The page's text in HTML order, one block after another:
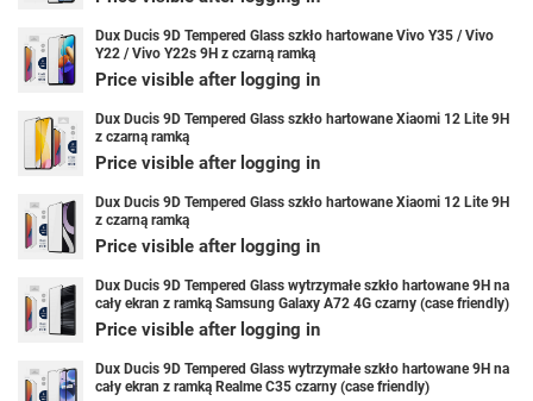
Dux Ducis 9D Tempered Glass szkło hartowane Vivo Y35 / Vivo
Y22 / Vivo Y22s 9H z czarną ramką
Price visible after logging in
Dux Ducis 9D Tempered Glass szkło hartowane Xiaomi 12 Lite 9H
z czarną ramką
Price visible after logging in
Dux Ducis 9D Tempered Glass szkło hartowane Xiaomi 12 Lite 9H
z czarną ramką
Price visible after logging in
Dux Ducis 9D Tempered Glass wytrzymałe szkło hartowane 9H na
cały ekran z ramką Samsung Galaxy A72 4G czarny (case friendly)
Price visible after logging in
Dux Ducis 9D Tempered Glass wytrzymałe szkło hartowane 9H na
cały ekran z ramką Realme C35 czarny (case friendly)